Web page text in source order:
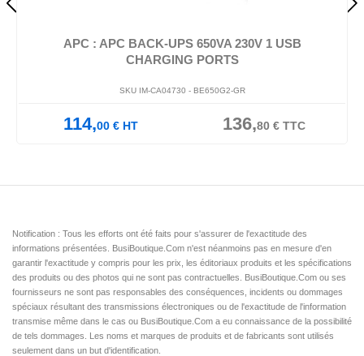
APC : APC BACK-UPS 650VA 230V 1 USB
CHARGING PORTS
SKU IM-CA04730 - BE650G2-GR
114,00€HT 136,80€TTC
Notification : Tous les efforts ont été faits pour s'assurer de l'exactitude des
informations présentées. BusiBoutique.Com n'est néanmoins pas en mesure d'en
garantir l'exactitude y compris pour les prix, les éditoriaux produits et les spécifications
des produits ou des photos qui ne sont pas contractuelles. BusiBoutique.Com ou ses
fournisseurs ne sont pas responsables des conséquences, incidents ou dommages
spéciaux résultant des transmissions électroniques ou de l'exactitude de l'information
transmise même dans le cas ou BusiBoutique.Com a eu connaissance de la possibilité
de tels dommages. Les noms et marques de produits et de fabricants sont utilisés
seulement dans un but d'identification.